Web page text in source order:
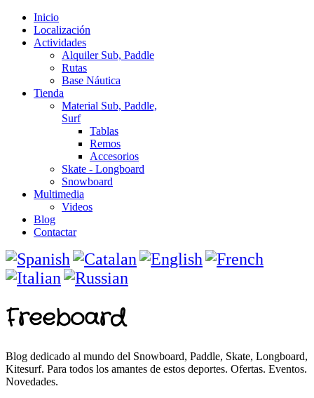
Inicio
Localización
Actividades
Alquiler Sub, Paddle
Rutas
Base Náutica
Tienda
Material Sub, Paddle,
Surf
Tablas
Remos
Accesorios
Skate - Longboard
Snowboard
Multimedia
Videos
Blog
Contactar
Freeboard
Blog dedicado al mundo del Snowboard, Paddle, Skate, Longboard,
Kitesurf. Para todos los amantes de estos deportes. Ofertas. Eventos.
Novedades.